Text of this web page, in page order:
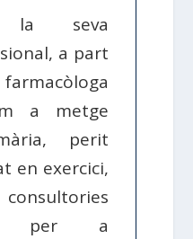
la seva
a part
a metge
perit
en exercici,
per a